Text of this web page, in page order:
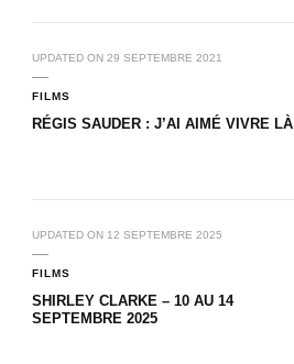
UPDATED ON 29 SEPTEMBRE 2021
FILMS
RÉGIS SAUDER : J’AI AIMÉ VIVRE LÀ
UPDATED ON 12 SEPTEMBRE 2025
FILMS
SHIRLEY CLARKE – 10 AU 14
SEPTEMBRE 2025